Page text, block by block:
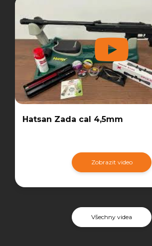
Hatsan Zada cal 4,5mm
Zobrazit video
Všechny videa